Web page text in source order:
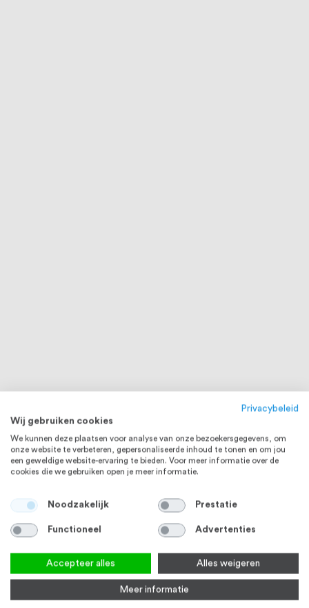
Privacybeleid
Wij gebruiken cookies
We kunnen deze plaatsen voor analyse van onze bezoekersgegevens, om
onze website te verbeteren, gepersonaliseerde inhoud te tonen en om jou
een geweldige website-ervaring te bieden. Voor meer informatie over de
cookies die we gebruiken open je meer informatie.
Noodzakelijk Prestatie
Functioneel Advertenties
Accepteer alles Alles weigeren
Meer informatie